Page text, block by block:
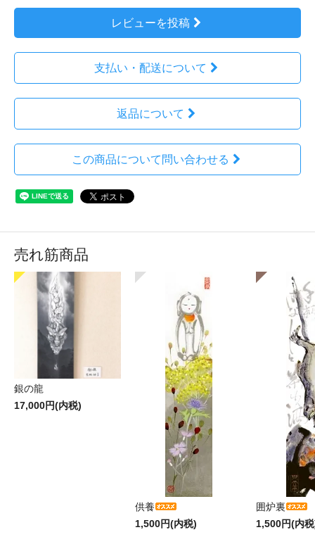
レビューを投稿
支払い・配送について
返品について
この商品について問い合わせる
売れ筋商品
銀の龍
17,000円(内税)
供養
1,500円(内税)
囲炉裏
1,500円(内